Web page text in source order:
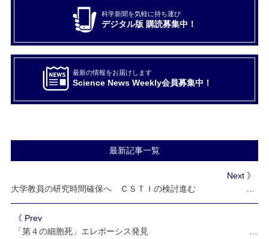
科学新聞を気軽に持ち運び
デジタル版 購読募集中！
最新の情報をお届けします
Science News Weekly会員募集中！
最新記事一覧
Next 》
《 Prev